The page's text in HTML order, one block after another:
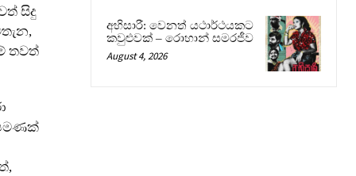
සිදු
තවත්
අභිසාරී: වෙනත් යථාර්ථයකට
කවුළුවක් – රොහාන් සමරජීව
August 4, 2026